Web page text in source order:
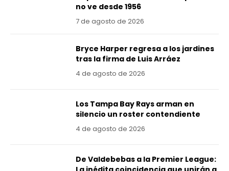
no ve desde 1956
7 de agosto de 2026
Bryce Harper regresa a los jardines
tras la firma de Luis Arráez
4 de agosto de 2026
Los Tampa Bay Rays arman en
silencio un roster contendiente
4 de agosto de 2026
De Valdebebas a la Premier League: